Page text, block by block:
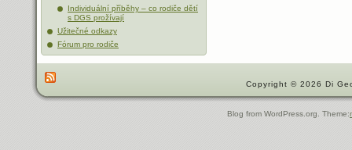
Individuální příběhy – co rodiče dětí
s DGS prožívají
Užitečné odkazy
Fórum pro rodiče
Copyright © 2026 Di
Blog from WordPress.org. Theme: